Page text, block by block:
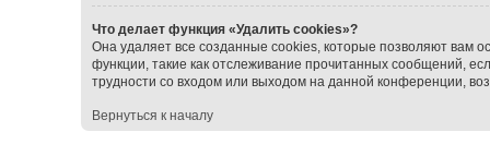
Что делает функция «Удалить cookies»?
Она удаляет все созданные cookies, которые позволяют вам
функции, такие как отслеживание прочитанных сообщений,
трудности со входом или выходом на данной конференции,
Вернуться к началу